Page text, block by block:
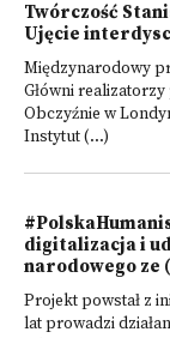
Twórczość
Ujęcie
Międzynarodowy
Główni
Obczyźnie w
Instytut (...)
digitalizacja i
narodowego ze
Projekt powstał z
lat prowadzi